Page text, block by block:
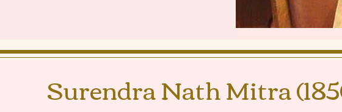
Surendra Nath Mitra